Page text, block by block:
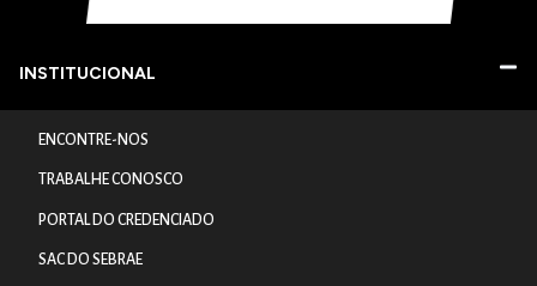
INSTITUCIONAL
ENCONTRE-NOS
TRABALHE CONOSCO
PORTAL DO CREDENCIADO
SAC DO SEBRAE